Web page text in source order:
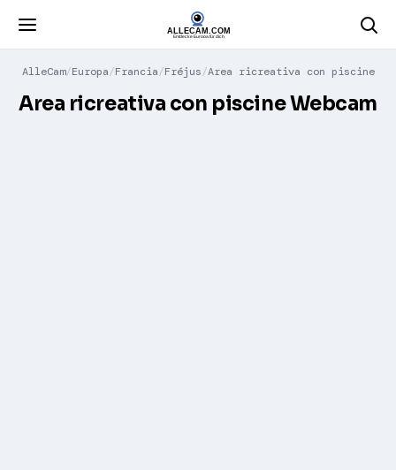
AlleCam Europa Francia Fréjus Area ricreativa con piscine
Area ricreativa con piscine Webcam